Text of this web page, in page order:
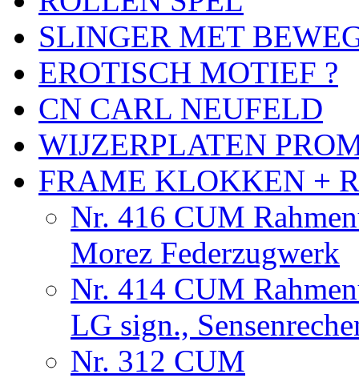
SLINGER MET
EROTISCH MOTIEF ?
CN CARL NEUFELD
WIJZERPLATEN
FRAME KLOKKEN +
Nr. 416 CUM
Morez Federzugwerk
Nr. 414 CUM
LG sign.,
Nr. 312 CUM